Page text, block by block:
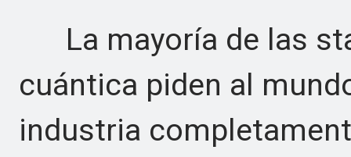
La mayoría de las
cuántica piden al
industria